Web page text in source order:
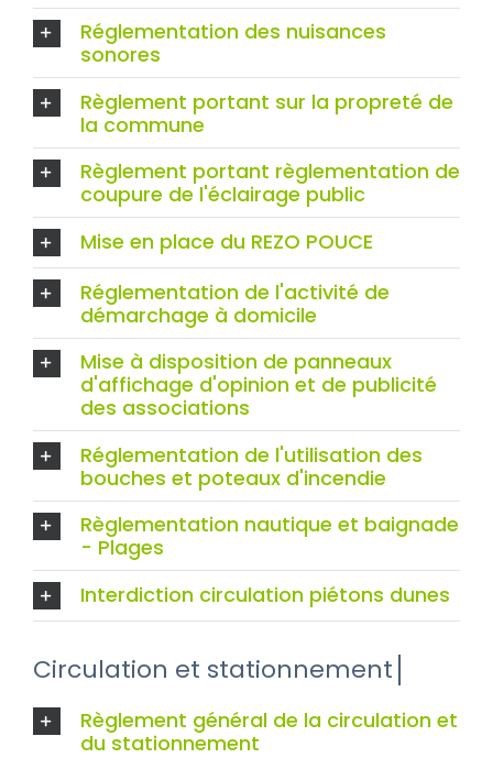
Réglementation des nuisances
sonores
Règlement portant sur la propreté de
la commune
Règlement portant règlementation de
coupure de l'éclairage public
Mise en place du REZO POUCE
Réglementation de l'activité de
démarchage à domicile
Mise à disposition de panneaux
d'affichage d'opinion et de publicité
des associations
Réglementation de l'utilisation des
bouches et poteaux d'incendie
Règlementation nautique et baignade
- Plages
Interdiction circulation piétons dunes
Règlement général de la circulation et
du stationnement